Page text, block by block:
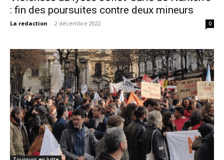
: fin des poursuites contre deux mineurs
La redaction - 2 décembre 2022 0